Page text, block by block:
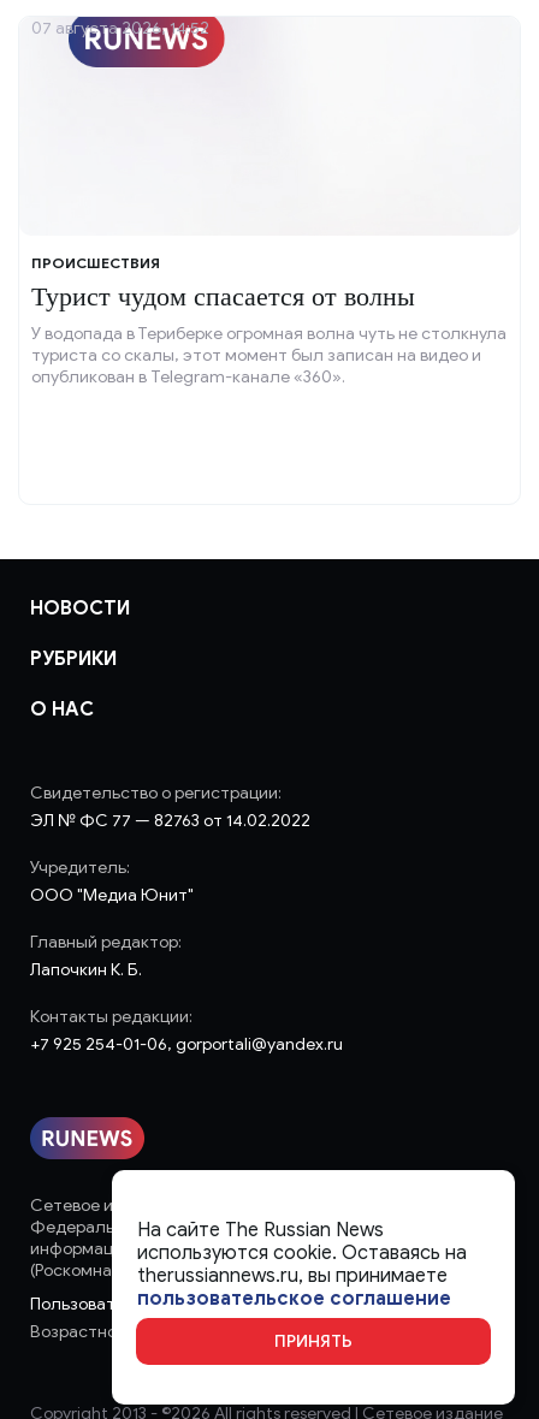
ПРОИСШЕСТВИЯ
Турист чудом спасается от волны
У водопада в Териберке огромная волна чуть не столкнула
туриста со скалы, этот момент был записан на видео и
опубликован в Telegram-канале «360».
07 августа 2026, 14:52
НОВОСТИ
РУБРИКИ
О НАС
Сетевое издание «runews» (18+) зарегистрировано в
Федеральной службе по надзору в сфере связи,
информационных технологий и массовых коммуникаций
(Роскомнадзор)
Пользовательское соглашение
Возрастное ограничение:
Свидетельство о регистрации:
ЭЛ № ФС 77 — 82763 от 14.02.2022
Учредитель:
ООО "Медиа Юнит"
Главный редактор:
Лапочкин К. Б.
Контакты редакции:
+7 925 254-01-06, gorportali@yandex.ru
Copyright 2013 - ©2026 All rights reserved | Сетевое издание
На сайте The Russian News
используются cookie. Оставаясь на
therussiannews.ru, вы принимаете
пользовательское соглашение
ПРИНЯТЬ